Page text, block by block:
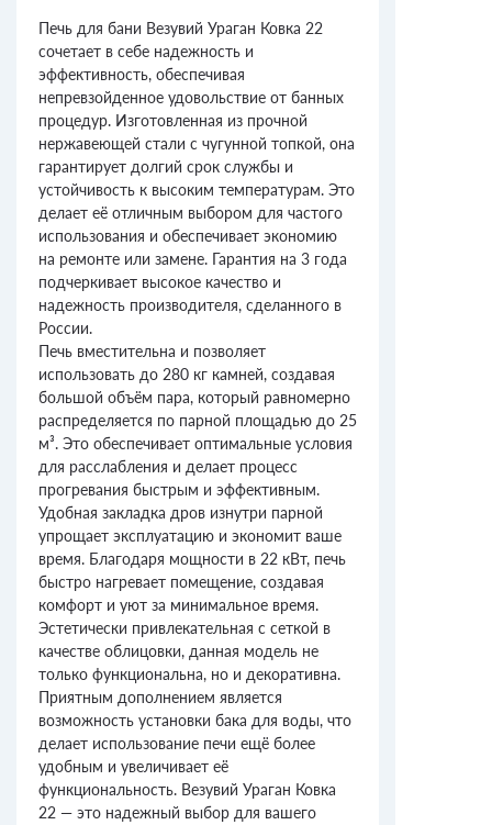
Печь для бани Везувий Ураган Ковка 22
сочетает в себе надежность и
эффективность, обеспечивая
непревзойденное удовольствие от банных
процедур. Изготовленная из прочной
нержавеющей стали с чугунной топкой, она
гарантирует долгий срок службы и
устойчивость к высоким температурам. Это
делает её отличным выбором для частого
использования и обеспечивает экономию
на ремонте или замене. Гарантия на 3 года
подчеркивает высокое качество и
надежность производителя, сделанного в
России.
Печь вместительна и позволяет
использовать до 280 кг камней, создавая
большой объём пара, который равномерно
распределяется по парной площадью до 25
м³. Это обеспечивает оптимальные условия
для расслабления и делает процесс
прогревания быстрым и эффективным.
Удобная закладка дров изнутри парной
упрощает эксплуатацию и экономит ваше
время. Благодаря мощности в 22 кВт, печь
быстро нагревает помещение, создавая
комфорт и уют за минимальное время.
Эстетически привлекательная с сеткой в
качестве облицовки, данная модель не
только функциональна, но и декоративна.
Приятным дополнением является
возможность установки бака для воды, что
делает использование печи ещё более
удобным и увеличивает её
функциональность. Везувий Ураган Ковка
22 — это надежный выбор для вашего